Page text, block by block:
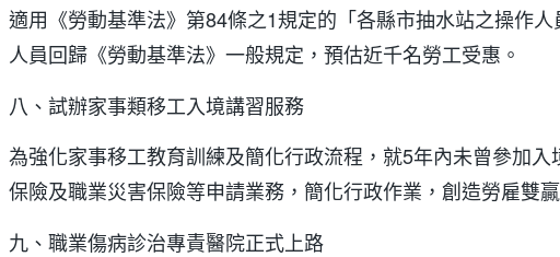
適用《勞動基準法》第84條之1規定的「各縣市抽水站之操作
人員回歸《勞動基準法》一般規定，預估近千名勞工受惠。
八、試辦家事類移工入境講習服務
為強化家事移工教育訓練及簡化行政流程，就5年內未曾參加
保險及職業災害保險等申請業務，簡化行政作業，創造勞雇雙
九、職業傷病診治專責醫院正式上路